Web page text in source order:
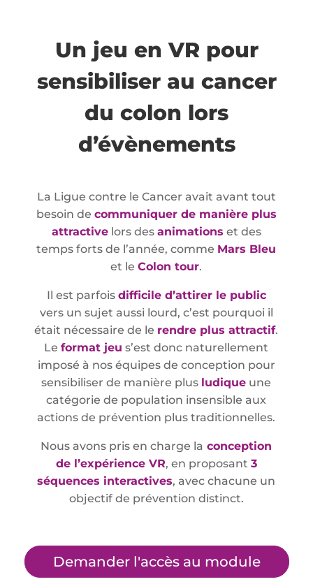
Un jeu en VR pour
sensibiliser au cancer
du colon lors
d’évènements
La Ligue contre le Cancer avait avant tout
besoin de communiquer de manière plus
attractivelors des animations et des
temps forts de l’année, comme Mars Bleu
et leColon tour.
Il est parfois difficile d’attirer le public
vers un sujet aussi lourd, c’est pourquoi il
était nécessaire de le rendre plus attractif.
Leformat jeu s’est donc naturellement
imposé à nos équipes de conception pour
sensibiliser de manière plus ludique une
catégorie de population insensible aux
actions de prévention plus traditionnelles.
Nous avons pris en charge la conception
de l’expérience VR, en proposant 3
séquences interactives, avec chacune un
objectif de prévention distinct.
Demander l'accès au module